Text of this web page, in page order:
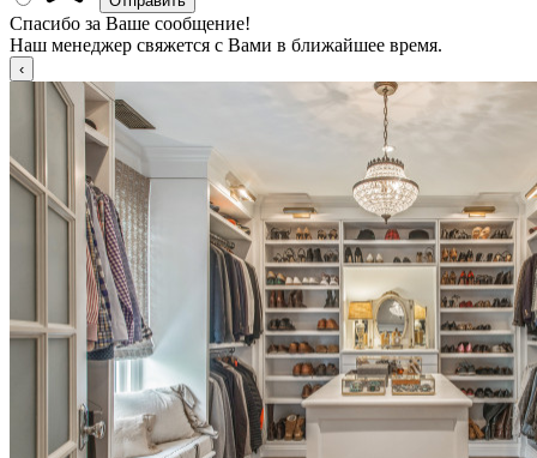
Спасибо за Ваше сообщение!
Наш менеджер свяжется с Вами в ближайшее время.